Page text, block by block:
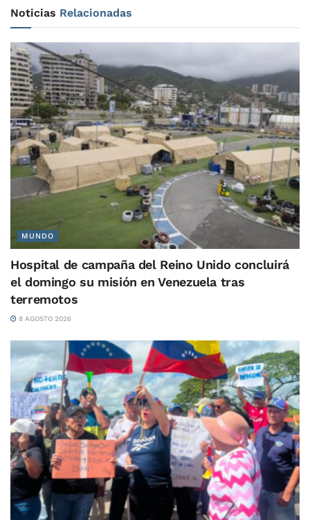
Noticias Relacionadas
MUNDO
Hospital de campaña del Reino Unido concluirá
el domingo su misión en Venezuela tras
terremotos
8 AGOSTO 2026